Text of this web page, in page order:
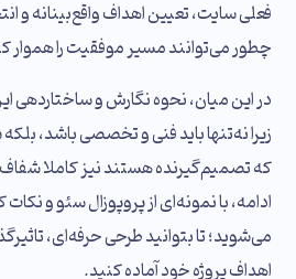
فعلی سایت، تعیین اهداف واقع‌بینانه
چطور می‌توانند مسیر موفقیت را هموار
در این میان، نحوه نگارش و ساختاردهی
زیرا نه‌تنها باید فنی و تخصصی باشد، بلکه
که تصمیم‌گیرنده هستند نیز کاملا شفاف
ادامه، با نمونه‌ای از پروپوزال سئو و
می‌شوید؛ تا بتوانید طرحی حرفه‌ای،
اهداف پروژه خود آماده کنید.